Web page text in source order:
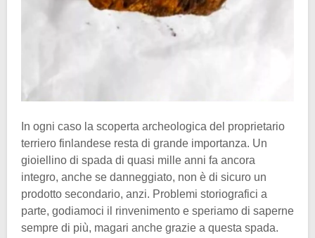
In ogni caso la scoperta archeologica del proprietario
terriero finlandese resta di grande importanza. Un
gioiellino di spada di quasi mille anni fa ancora
integro, anche se danneggiato, non è di sicuro un
prodotto secondario, anzi. Problemi storiografici a
parte, godiamoci il rinvenimento e speriamo di saperne
sempre di più, magari anche grazie a questa spada.